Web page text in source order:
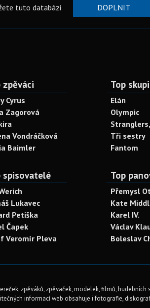
tuto databázi DOPLNIT
zpěváci
Cyrus
Zagorová
Vondráčková
Baimler
Top
Elán
Olympic
Tři sestry
Fantom
spisovatelé
Lukavec
Petiška
Čapek
Veromír Pleva
Top
Přemysl
Kate
Karel IV.
Václav
Boleslav
zpěváků, zpěvaček, modelek, filmů,
informací web obsahuje i fotografie,